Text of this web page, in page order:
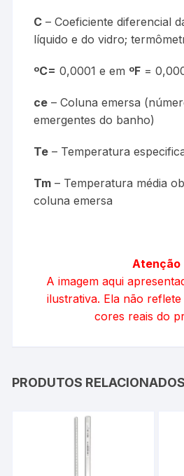
C – Coeficiente diferencial
líquido e do vidro;
ºC= 0,0001 e em ºF =
ce – Coluna emersa
emergentes do banho)
Te – Temperatura
Tm – Temperatura média
coluna emersa
Atenção
A imagem aqui
ilustrativa. Ela não
cores reais do
PRODUTOS RELACIONADOS